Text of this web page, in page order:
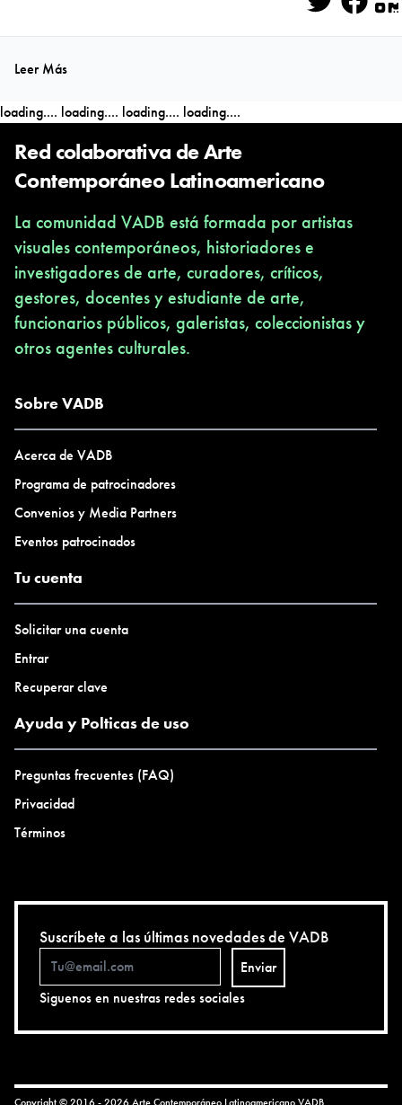
Twitter
Leer Más
loading.... loading.... loading.... loading....
Red colaborativa de Arte
Contemporáneo Latinoamericano
La comunidad VADB está formada por artistas
visuales contemporáneos, historiadores e
investigadores de arte, curadores, críticos,
gestores, docentes y estudiante de arte,
funcionarios públicos, galeristas, coleccionistas y
otros agentes culturales.
Sobre VADB
Acerca de VADB
Programa de patrocinadores
Convenios y Media Partners
Eventos patrocinados
Tu cuenta
Solicitar una cuenta
Entrar
Recuperar clave
Ayuda y Polticas de uso
Preguntas frecuentes (FAQ)
Privacidad
Términos
Suscríbete a las últimas novedades de VADB
Enviar
Siguenos en nuestras redes sociales